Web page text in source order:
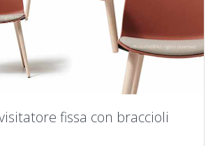
fissa con braccioli